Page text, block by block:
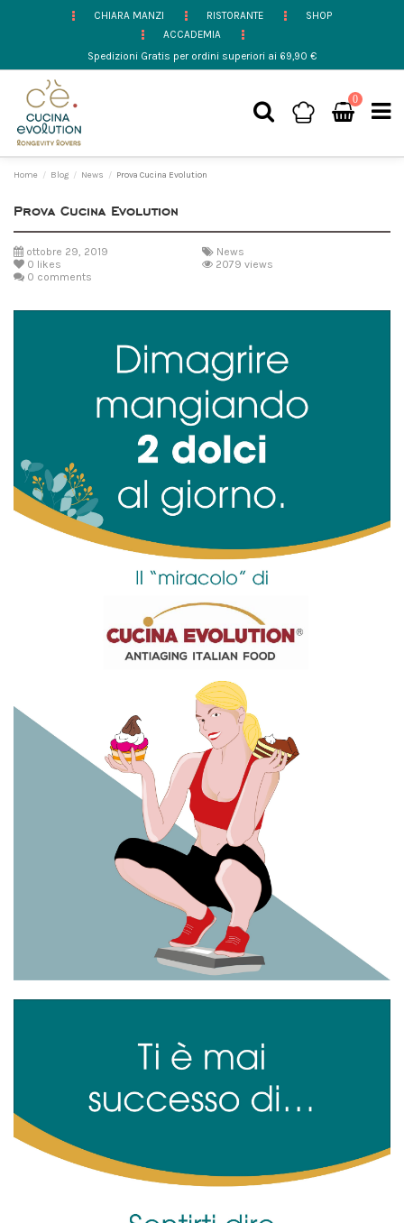
CHIARA MANZI RISTORANTE
SHOP
ACCADEMIA
Spedizioni Gratis per ordini superiori ai 69,90 €
0
Home Blog News Prova Cucina Evolution
Prova Cucina Evolution
ottobre 29, 2019
News
0 likes
2079 views
0 comments